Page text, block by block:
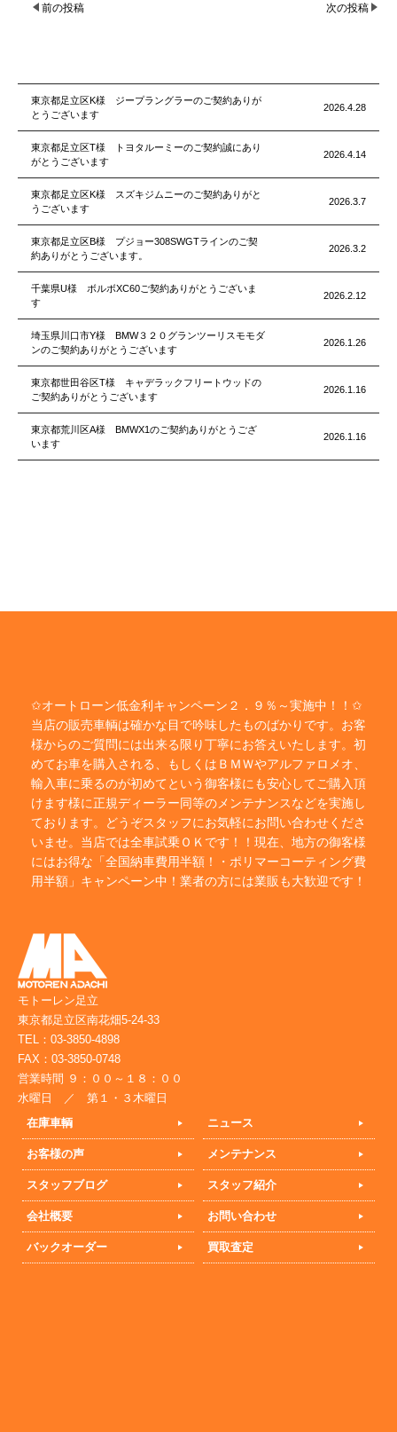
前の投稿 次の投稿
東京都足立区K様 ジープラングラーのご契約ありが
とうございます
2026.4.28
東京都足立区T様 トヨタルーミーのご契約誠にあり
がとうございます
2026.4.14
東京都足立区K様 スズキジムニーのご契約ありがと
うございます
2026.3.7
東京都足立区B様 プジョー308SWGTラインのご契
約ありがとうございます。
2026.3.2
千葉県U様 ボルボXC60ご契約ありがとうございま
す
2026.2.12
埼玉県川口市Y様 BMW３２０グランツーリスモモダ
ンのご契約ありがとうございます
2026.1.26
東京都世田谷区T様 キャデラックフリートウッドの
ご契約ありがとうございます
2026.1.16
東京都荒川区A様 BMWX1のご契約ありがとうござ
います
2026.1.16
✩オートローン低金利キャンペーン２．９％～実施中！！✩
当店の販売車輌は確かな目で吟味したものばかりです。お客
様からのご質問には出来る限り丁寧にお答えいたします。初
めてお車を購入される、もしくはＢＭＷやアルファロメオ、
輸入車に乗るのが初めてという御客様にも安心してご購入頂
けます様に正規ディーラー同等のメンテナンスなどを実施し
ております。どうぞスタッフにお気軽にお問い合わせくださ
いませ。当店では全車試乗ＯＫです！！現在、地方の御客様
にはお得な「全国納車費用半額！・ポリマーコーティング費
用半額」キャンペーン中！業者の方には業販も大歓迎です！
モトーレン足立
東京都足立区南花畑5-24-33
TEL：03-3850-4898
FAX：03-3850-0748
営業時間 ９：００～１８：００
水曜日 ／ 第１・３木曜日
在庫車輌
ニュース
お客様の声 メンテナンス
スタッフブログ スタッフ紹介
会社概要 お問い合わせ
バックオーダー 買取査定